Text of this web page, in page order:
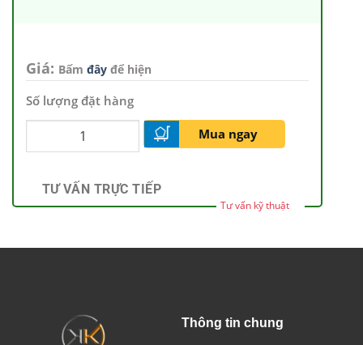
Giá: Bấm đây để hiện
Số lượng đặt hàng
Mua ngay
TƯ VẤN TRỰC TIẾP
Tư vấn kỹ thuật
Thông tin chung